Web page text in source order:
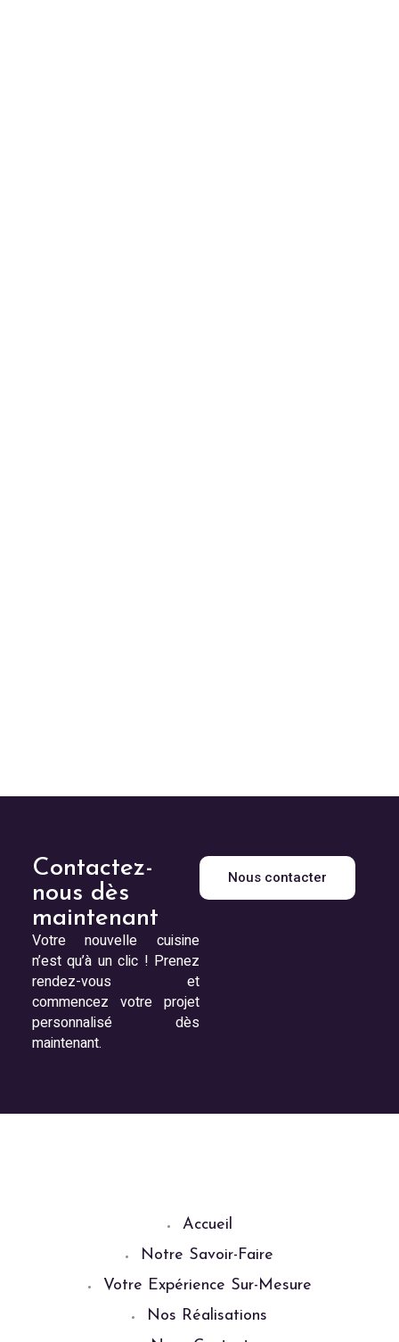
Contactez-
nous dès
maintenant
Votre nouvelle cuisine
n’est qu’à un clic ! Prenez
rendez-vous et
commencez votre projet
personnalisé dès
maintenant.
Nous contacter
Accueil
Notre Savoir-Faire
Votre Expérience Sur-Mesure
Nos Réalisations